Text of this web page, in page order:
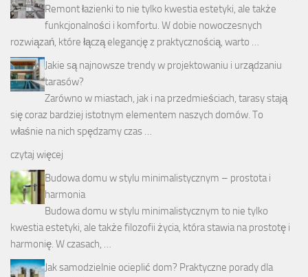
Remont łazienki to nie tylko kwestia estetyki, ale także
funkcjonalności i komfortu. W dobie nowoczesnych
rozwiązań, które łączą elegancję z praktycznością, warto …
Jakie są najnowsze trendy w projektowaniu i urządzaniu
tarasów?
Zarówno w miastach, jak i na przedmieściach, tarasy stają
się coraz bardziej istotnym elementem naszych domów. To
właśnie na nich spędzamy czas …
czytaj więcej
Budowa domu w stylu minimalistycznym – prostota i
harmonia
Budowa domu w stylu minimalistycznym to nie tylko
kwestia estetyki, ale także filozofii życia, która stawia na prostotę i
harmonię. W czasach, …
Jak samodzielnie ocieplić dom? Praktyczne porady dla